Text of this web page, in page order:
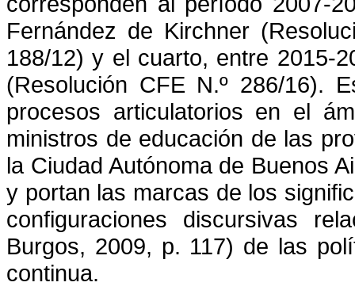
Fernández de Kirchner
188/12) y el cuarto, entre 2015-
(Resolución CFE N.º 286/16).
procesos articulatorios en el
ministros de educación de las
la Ciudad Autónoma de Buenos
y portan las marcas de los
configuraciones discursivas
Burgos, 2009, p. 117) de las
continua.